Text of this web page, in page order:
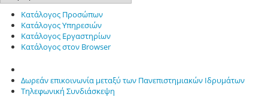
Κατάλογος Προσώπων
Κατάλογος Υπηρεσιών
Κατάλογος Εργαστηρίων
Κατάλογος στον Browser
Δωρεάν επικοινωνία μεταξύ των Πανεπιστημιακών Ιδρυμάτων
Τηλεφωνική Συνδιάσκεψη